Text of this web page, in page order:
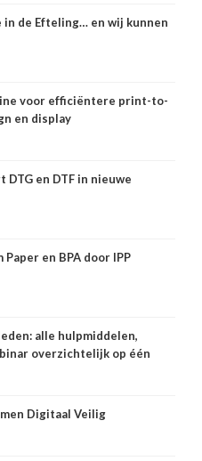
in de Efteling… en wij kunnen
voor efficiëntere print-to-
en display
en DTF in nieuwe
en BPA door IPP
alle hulpmiddelen,
overzichtelijk op één
Digitaal Veilig